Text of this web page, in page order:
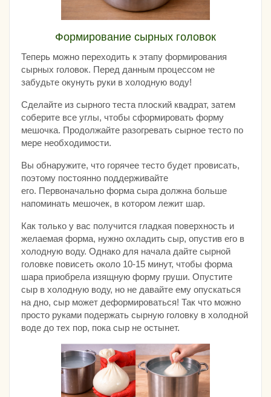
Формирование сырных головок
Теперь можно переходить к этапу формирования
сырных головок. Перед данным процессом не
забудьте окунуть руки в холодную воду!
Сделайте из сырного теста плоский квадрат, затем
соберите все углы, чтобы сформировать форму
мешочка. Продолжайте разогревать сырное тесто по
мере необходимости.
Вы обнаружите, что горячее тесто будет провисать,
поэтому постоянно поддерживайте
его. Первоначально форма сыра должна больше
напоминать мешочек, в котором лежит шар.
Как только у вас получится гладкая поверхность и
желаемая форма, нужно охладить сыр, опустив его в
холодную воду. Однако для начала дайте сырной
головке повисеть около 10-15 минут, чтобы форма
шара приобрела изящную форму груши. Опустите
сыр в холодную воду, но не давайте ему опускаться
на дно, сыр может деформироваться! Так что можно
просто руками подержать сырную головку в холодной
воде до тех пор, пока сыр не остынет.